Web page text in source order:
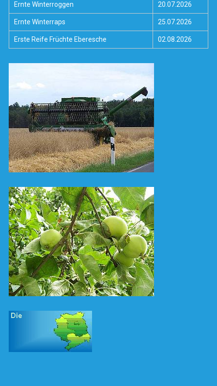
Ernte Winterroggen 20.07.2026
Ernte Winterraps 25.07.2026
Erste Reife Früchte Eberesche 02.08.2026